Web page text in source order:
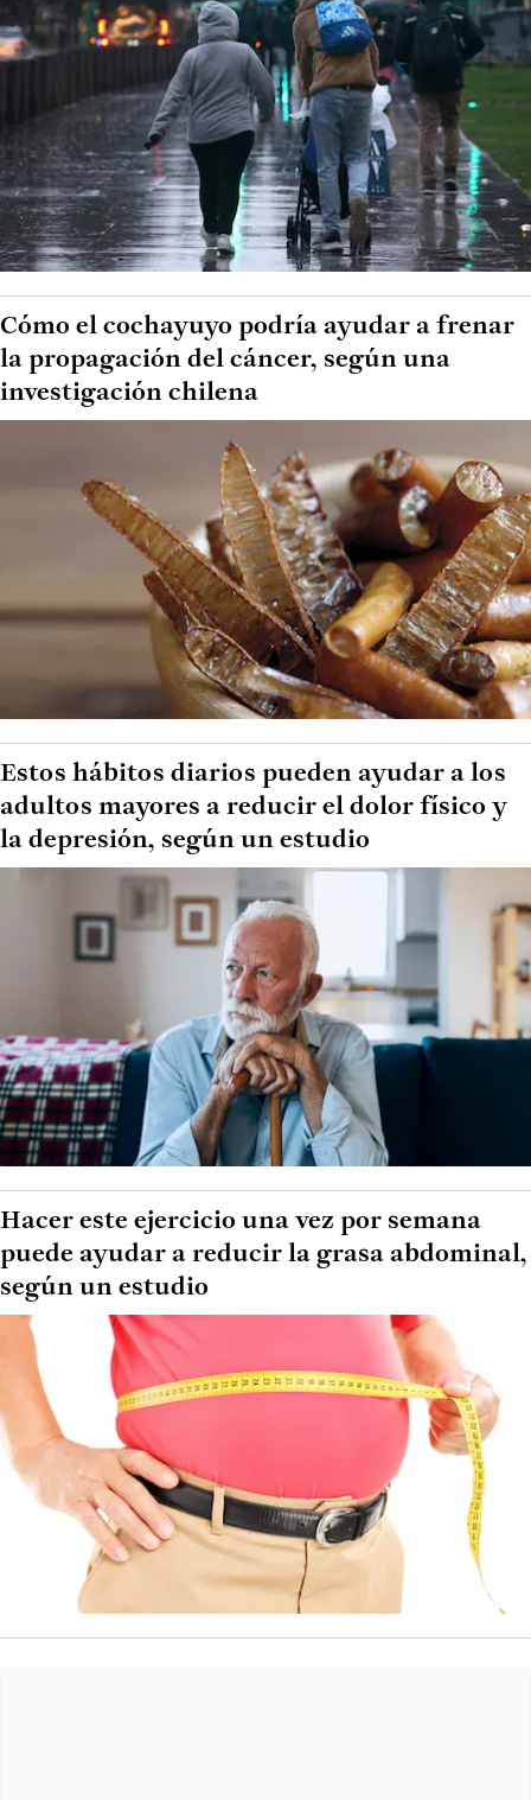
Cómo el cochayuyo podría ayudar a frenar
la propagación del cáncer, según una
investigación chilena
Estos hábitos diarios pueden ayudar a los
adultos mayores a reducir el dolor físico y
la depresión, según un estudio
Hacer este ejercicio una vez por semana
puede ayudar a reducir la grasa abdominal,
según un estudio